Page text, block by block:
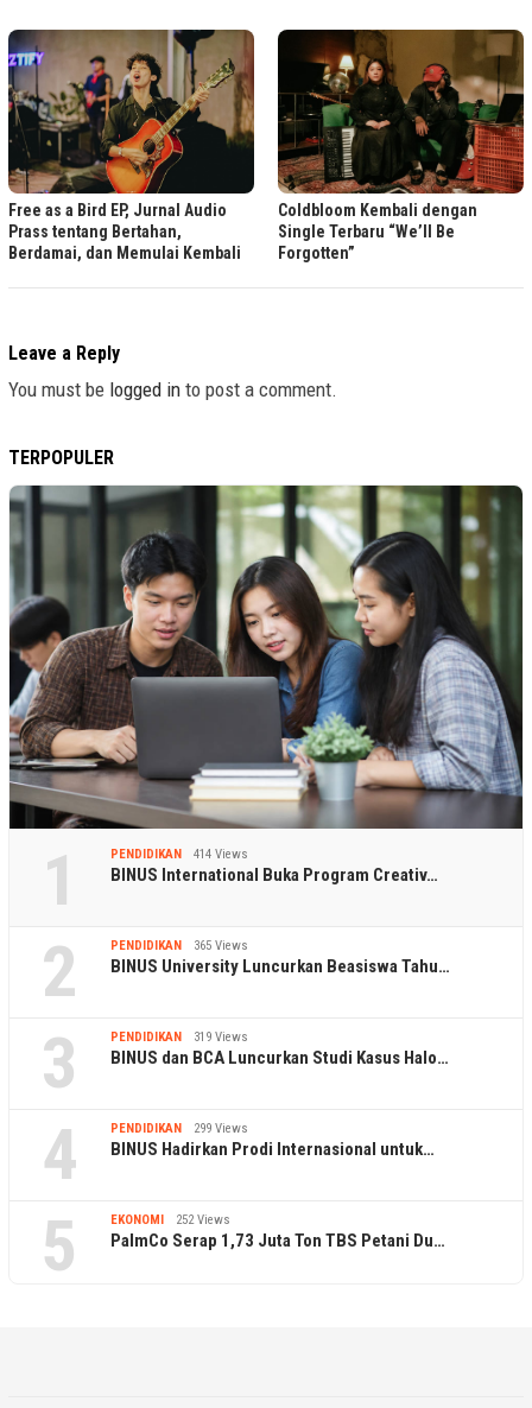
Free as a Bird EP, Jurnal Audio
Prass tentang Bertahan,
Berdamai, dan Memulai Kembali
Coldbloom Kembali dengan
Single Terbaru “We’ll Be
Forgotten”
Leave a Reply
You must be logged in to post a comment.
TERPOPULER
1 PENDIDIKAN 414 Views
BINUS International Buka Program Creativ…
2 PENDIDIKAN 365 Views
BINUS University Luncurkan Beasiswa Tahu…
3 PENDIDIKAN 319 Views
BINUS dan BCA Luncurkan Studi Kasus Halo…
4 PENDIDIKAN 299 Views
BINUS Hadirkan Prodi Internasional untuk…
5 EKONOMI 252 Views
PalmCo Serap 1,73 Juta Ton TBS Petani Du…